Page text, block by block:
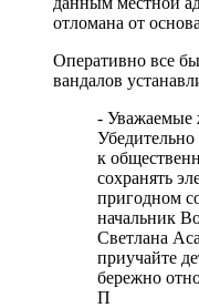
отломана от
Оперативно все
вандалов
- Уважаемые
к
сохранять
пригодном
начальник
Светлана
приучайте
бережно
П